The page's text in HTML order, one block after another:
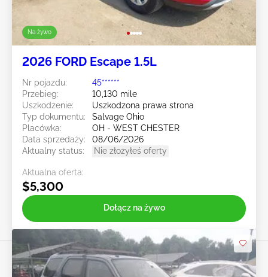
Na żywo
2026 FORD Escape 1.5L
Nr pojazdu:
45******
Przebieg:
10,130 mile
Uszkodzenie:
Uszkodzona prawa strona
Typ dokumentu:
Salvage Ohio
Placówka:
OH - WEST CHESTER
Data sprzedaży:
08/06/2026
Aktualny status:
Nie złożyłeś oferty
Aktualna oferta:
$5,300
Dołącz na żywo